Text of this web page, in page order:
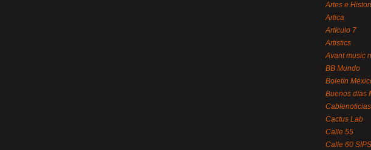
Artes e
Artica
Artículo 7
Artistics
Avant music
BB Mundo
Boletín
Buenos días
Cactus Lab
Calle 55
Calle 60